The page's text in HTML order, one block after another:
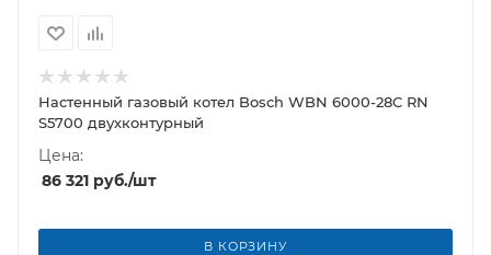
Настенный газовый котел Bosch WBN 6000-28C RN
S5700 двухконтурный
Цена:
86 321 руб./шт
В КОРЗИНУ